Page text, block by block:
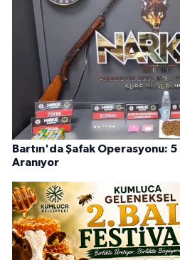
Bartın'da Şafak Operasyonu: 5
Aranıyor